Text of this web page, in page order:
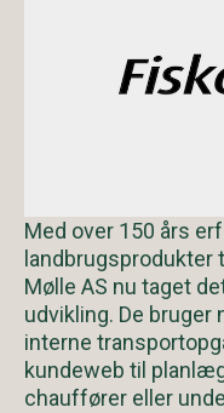
Med over 150 års
Mølle AS nu taget
udvikling. De bruger
interne
kundeweb til
chauffører eller